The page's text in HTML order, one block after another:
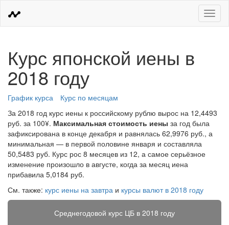
Меню
Курс японской иены в
2018 году
График курса
Курс по месяцам
За 2018 год курс иены к российскому рублю вырос на 12,4493
руб. за 100¥. Максимальная стоимость иены за год была
зафиксирована в конце декабря и равнялась 62,9976 руб., а
минимальная — в первой половине января и составляла
50,5483 руб. Курс рос 8 месяцев из 12, а самое серьёзное
изменение произошло в августе, когда за месяц иена
прибавила 5,0184 руб.
См. также: курс иены на завтра и курсы валют в 2018 году
Среднегодовой курс ЦБ в 2018 году